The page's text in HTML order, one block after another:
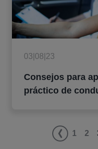
03|08|23
Consejos para
práctico de
1 2